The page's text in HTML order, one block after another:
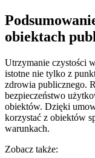
obiektach
Utrzymanie czystości
istotne nie tylko z
zdrowia publicznego.
bezpieczeństwo
obiektów. Dzięki
korzystać z obiektów
warunkach.
Zobacz także: